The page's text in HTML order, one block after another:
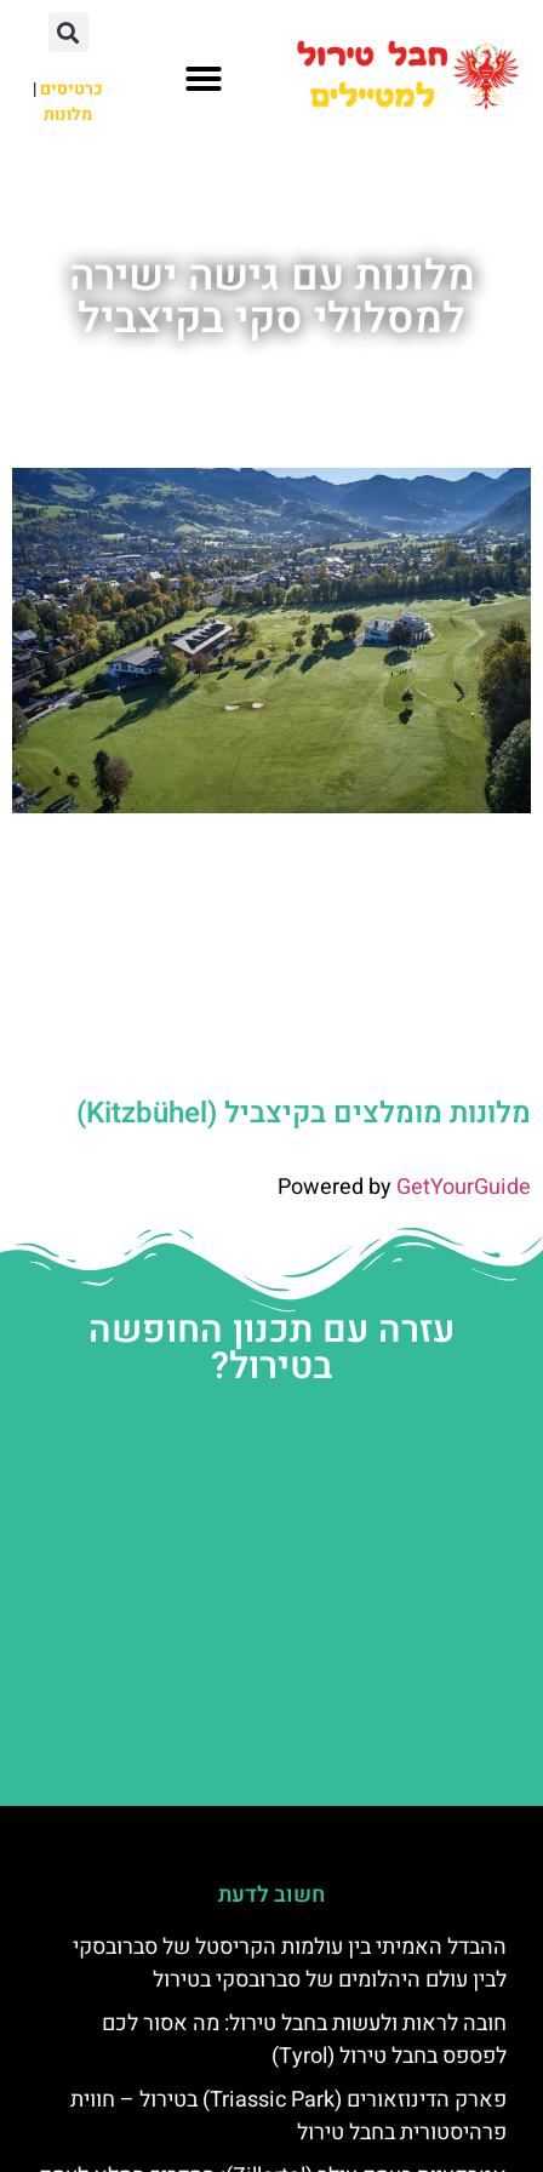
כרטיסים|
מלונות
מלונות עם גישה ישירה
למסלולי סקי בקיצביל
מלונות מומלצים בקיצביל (Kitzbühel)
Powered byGetYourGuide
עזרה עם תכנון החופשה
בטירול?
חשוב לדעת
ההבדל האמיתי בין עולמות הקריסטל של סברובסקי
לבין עולם היהלומים של סברובסקי בטירול
חובה לראות ולעשות בחבל טירול: מה אסור לכם
לפספס בחבל טירול (Tyrol)
פארק הדינוזאורים (Triassic Park) בטירול – חווית
פרהיסטורית בחבל טירול